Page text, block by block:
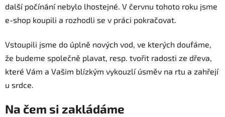
další počínání nebylo lhostejné. V červnu tohoto roku jsme
e-shop koupili a rozhodli se v práci pokračovat.
Vstoupili jsme do úplně nových vod, ve kterých doufáme,
že budeme společně plavat, resp. tvořit radosti ze dřeva,
které Vám a Vašim blízkým vykouzlí úsměv na rtu a zahřejí
u srdce.
Na čem si zakládáme